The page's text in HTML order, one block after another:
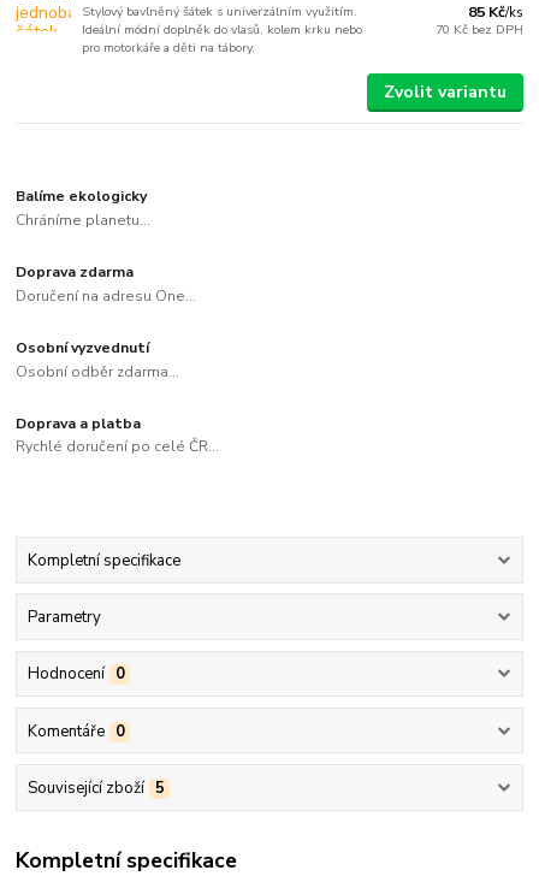
Stylový bavlněný šátek s univerzálním využitím.
Ideální módní doplněk do vlasů, kolem krku nebo
pro motorkáře a děti na tábory.
85 Kč/ks
70 Kč bez DPH
Zvolit variantu
Balíme ekologicky
Chráníme planetu...
Doprava zdarma
Doručení na adresu One...
Osobní vyzvednutí
Osobní odběr zdarma...
Doprava a platba
Rychlé doručení po celé ČR...
Kompletní specifikace
Parametry
Hodnocení 0
Komentáře 0
Související zboží 5
Kompletní specifikace